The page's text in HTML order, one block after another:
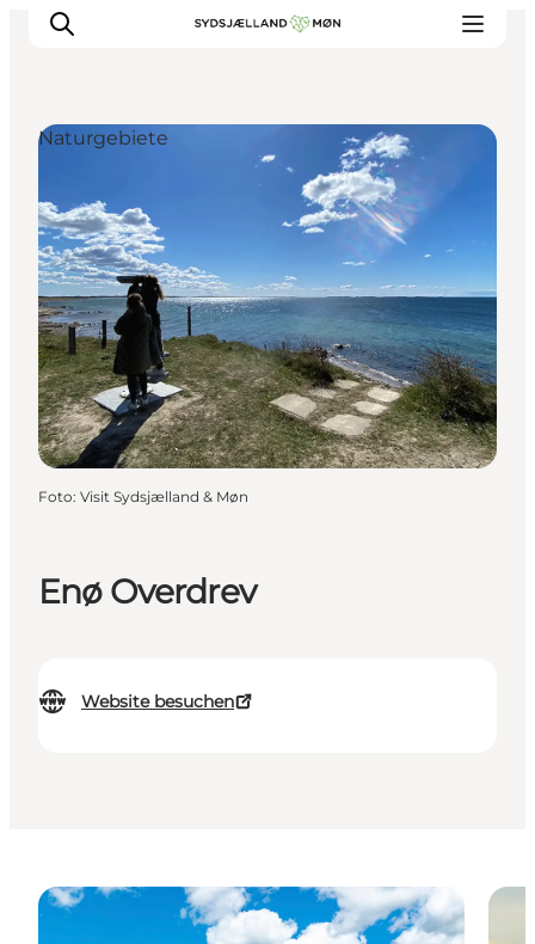
Erleben
Städte und Orte
Events
Essen
Unterkunft
Reise planen
Enø Overdrev
Website besuchen
Naturgebiete
Foto: Visit Sydsjælland & Møn